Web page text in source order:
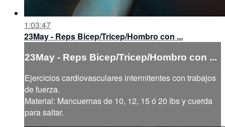
1:03:47
23May - Reps Bicep/Tricep/Hombro con ...
23May - Reps Bicep/Tricep/Hombro con ...
Ejercicios cardiovasculares intermitentes con trabajos
de fuerza.
Material: Mancuernas de 10, 12, 15 ó 20 lbs y cuerda
para saltar.